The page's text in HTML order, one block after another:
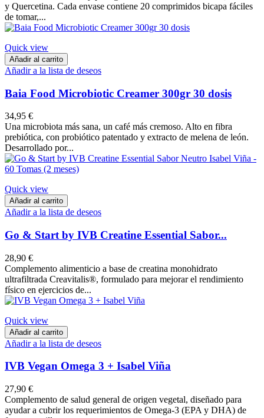
y Quercetina. Cada envase contiene 20 comprimidos bicapa fáciles
de tomar,...
Quick view
Añadir al carrito
Añadir a la lista de deseos
Baia Food Microbiotic Creamer 300gr 30 dosis
34,95 €
Una microbiota más sana, un café más cremoso. Alto en fibra
prebiótica, con probiótico patentado y extracto de melena de león.
Desarrollado por...
Quick view
Añadir al carrito
Añadir a la lista de deseos
Go & Start by IVB Creatine Essential Sabor...
28,90 €
Complemento alimenticio a base de creatina monohidrato
ultrafiltrada Creavitalis®, formulado para mejorar el rendimiento
físico en ejercicios de...
Quick view
Añadir al carrito
Añadir a la lista de deseos
IVB Vegan Omega 3 + Isabel Viña
27,90 €
Complemento de salud general de origen vegetal, diseñado para
ayudar a cubrir los requerimientos de Omega-3 (EPA y DHA) de